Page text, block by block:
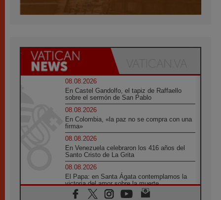
08.08.2026
En Castel Gandolfo, el tapiz de Raffaello
sobre el sermón de San Pablo
08.08.2026
En Colombia, «la paz no se compra con una
firma»
08.08.2026
En Venezuela celebraron los 416 años del
Santo Cristo de La Grita
08.08.2026
El Papa: en Santa Ágata contemplamos la
victoria del amor sobre la muerte
08.08.2026